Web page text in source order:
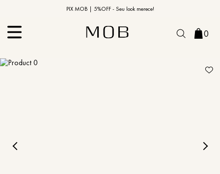
PIX MOB | 5%OFF - Seu look merece!
10% OFF na primeira compra | Cupom: BEMVINDO10*
0